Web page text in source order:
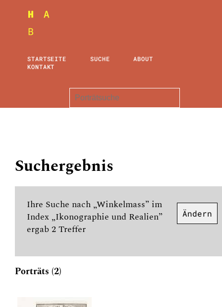
STARTSEITE SUCHE
ABOUT
KONTAKT
Suchergebnis
Ihre Suche nach „Winkelmass” im
Index „Ikonographie und Realien”
ergab 2 Treffer
Ändern
Porträts (2)